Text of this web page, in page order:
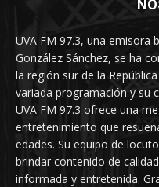
UVA FM 97.3, una emisora
González Sánchez, se ha
la región sur de la
variada programación y su
UVA FM 97.3 ofrece una
entretenimiento que
edades. Su equipo de
brindar contenido de
informada y entretenida.